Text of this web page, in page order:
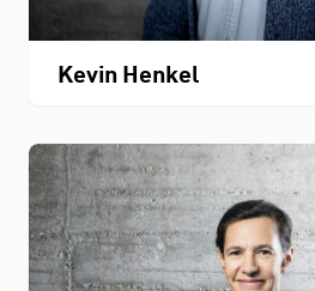
Personenverzeichnis
Downloads
Kontakt
Kevin Henkel